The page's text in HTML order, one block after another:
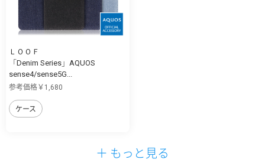
ＬＯＯＦ
「Denim Series」AQUOS
sense4/sense5G...
参考価格￥1,680
ケース
＋ もっと見る